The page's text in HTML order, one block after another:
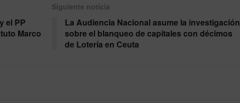
el PP
Marco
Siguiente noticia
La Audiencia Nacional asume la investigación
sobre el blanqueo de capitales con décimos
de Lotería en Ceuta